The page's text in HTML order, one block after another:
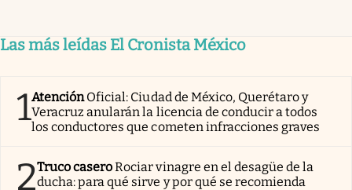
Las más leídas El Cronista México
1AtenciónOficial: Ciudad de México, Querétaro y
Veracruz anularán la licencia de conducir a todos
los conductores que cometen infracciones graves
2Truco caseroRociar vinagre en el desagüe de la
ducha: para qué sirve y por qué se recomienda